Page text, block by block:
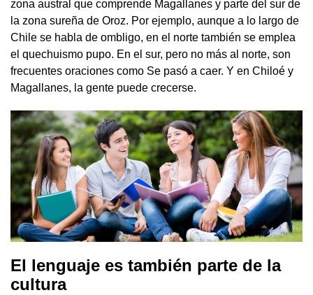
zona austral que comprende Magallanes y parte del sur de
la zona sureña de Oroz. Por ejemplo, aunque a lo largo de
Chile se habla de ombligo, en el norte también se emplea
el quechuismo pupo. En el sur, pero no más al norte, son
frecuentes oraciones como Se pasó a caer. Y en Chiloé y
Magallanes, la gente puede crecerse.
El lenguaje es también parte de la
cultura